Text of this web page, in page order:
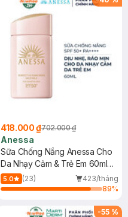
418.000 ₫702.000 ₫
Anessa
Sữa Chống Nắng Anessa Cho
Da Nhạy Cảm & Trẻ Em 60ml
(Mới)
5.0 (23)
423/tháng
89%
-55 %